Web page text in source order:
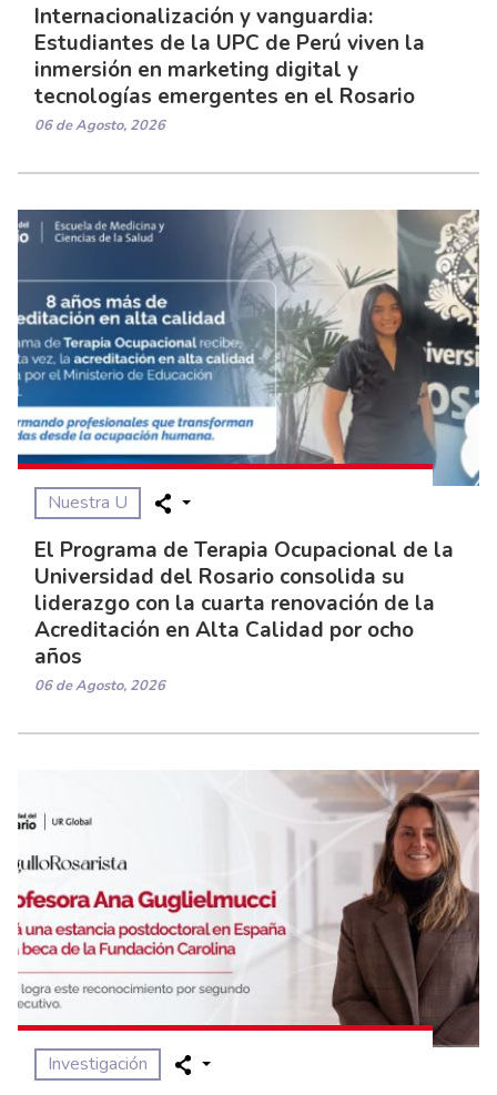
Internacionalización y vanguardia:
Estudiantes de la UPC de Perú viven la
inmersión en marketing digital y
tecnologías emergentes en el Rosario
06 de Agosto, 2026
Nuestra U
El Programa de Terapia Ocupacional de la
Universidad del Rosario consolida su
liderazgo con la cuarta renovación de la
Acreditación en Alta Calidad por ocho
años
06 de Agosto, 2026
Investigación